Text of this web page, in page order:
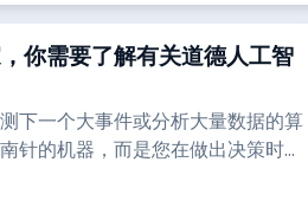
你需要了解有关道德人工智
下一个大事件或分析大量数据的算
针的机器，而是您在做出决策时...